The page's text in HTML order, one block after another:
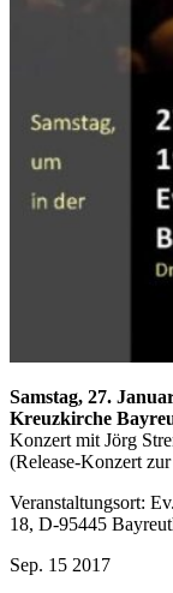
Samstag, 27.
Kreuzkirche
Konzert mit Jörg
(Release-Konzert
Veranstaltungsort:
18, D-95445
Sep. 15 2017